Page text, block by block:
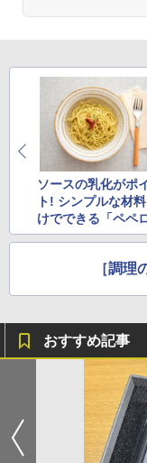
ソースの乳化がポ
ト! シンプルな材
けでできる「ペペ
チーノ」のコツ
［調理
おすすめ記事